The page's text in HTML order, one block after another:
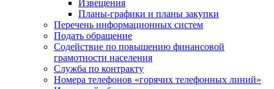
Извещения
Планы-графики и планы закупки
Перечень информационных систем
Подать обращение
Содействие по повышению финансовой
грамотности населения
Служба по контракту
Номера телефонов «горячих телефонных линий»